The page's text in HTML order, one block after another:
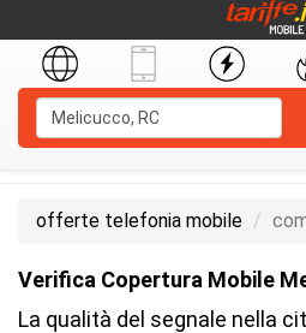
offerte telefonia mobile
Verifica Copertura Mobile
La qualità del segnale nella